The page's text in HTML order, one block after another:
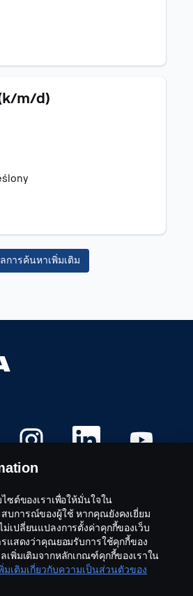
m/d)
การค้นหาเพิ่มเติม
ปิ
ด
น
แ
บ
ใ
ห
ม่
ด
บ
ใ
ห
ม่
ด
ห
ม่
ำแหน่งงานที่ว่าง
นที่ของตำแหน่งงาน
ติดต่อเรา
เกี่ยวกับ Scania
ซต์ของเราเพื่อให้มั่นใจใน
บการณ์ของผู้ใช้ หากคุณยังคงเยี่ยม
เปลี่ยนแปลงการตั้งค่าคุกกี้ของเว็บ
รแสดงว่าคุณยอมรับการใช้คุกกี้ของ
เพิ่มเติมจากหลักเกณฑ์คุกกี้ของเราใน
มเติมเกี่ยวกับความเป็นส่วนตัวของ